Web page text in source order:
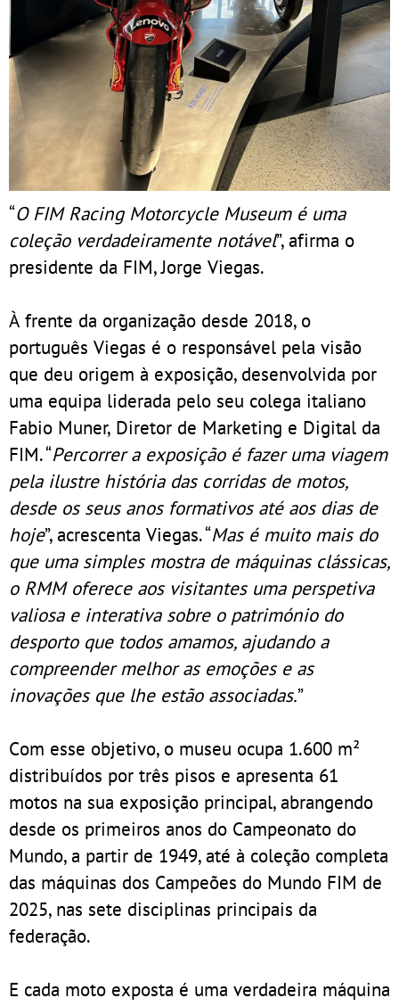
“O FIM Racing Motorcycle Museum é uma
coleção verdadeiramente notável”, afirma o
presidente da FIM, Jorge Viegas.
À frente da organização desde 2018, o
português Viegas é o responsável pela visão
que deu origem à exposição, desenvolvida por
uma equipa liderada pelo seu colega italiano
Fabio Muner, Diretor de Marketing e Digital da
FIM. “Percorrer a exposição é fazer uma viagem
pela ilustre história das corridas de motos,
desde os seus anos formativos até aos dias de
hoje”, acrescenta Viegas. “Mas é muito mais do
que uma simples mostra de máquinas clássicas,
o RMM oferece aos visitantes uma perspetiva
valiosa e interativa sobre o património do
desporto que todos amamos, ajudando a
compreender melhor as emoções e as
inovações que lhe estão associadas.”
Com esse objetivo, o museu ocupa 1.600 m²
distribuídos por três pisos e apresenta 61
motos na sua exposição principal, abrangendo
desde os primeiros anos do Campeonato do
Mundo, a partir de 1949, até à coleção completa
das máquinas dos Campeões do Mundo FIM de
2025, nas sete disciplinas principais da
federação.
E cada moto exposta é uma verdadeira máquina